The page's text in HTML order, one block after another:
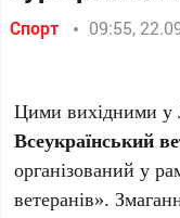
Спорт 09:55,
Цими вихідними у
Всеукраїнський
організований у
ветеранів».